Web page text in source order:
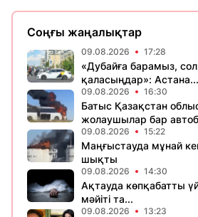
Соңғы жаңалықтар
09.08.2026 17:28
«Дубайға барамыз,
қаласыңдар»: Астана...
09.08.2026 16:30
Батыс Қазақстан
жолаушылар бар
09.08.2026 15:22
Маңғыстауда мұнай
шықты
09.08.2026 14:30
Ақтауда көпқабатты
мәйіті та...
09.08.2026 13:23